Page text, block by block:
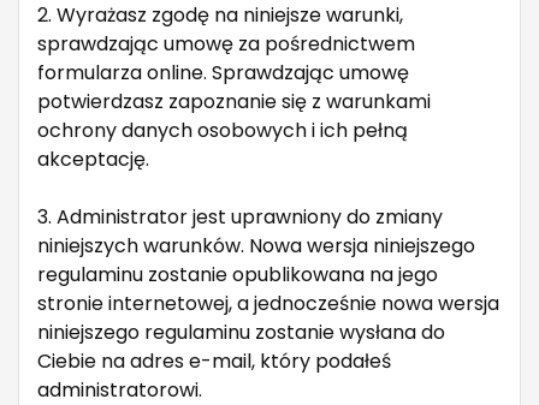
2. Wyrażasz zgodę na niniejsze warunki,
sprawdzając umowę za pośrednictwem
formularza online. Sprawdzając umowę
potwierdzasz zapoznanie się z warunkami
ochrony danych osobowych i ich pełną
akceptację.
3. Administrator jest uprawniony do zmiany
niniejszych warunków. Nowa wersja niniejszego
regulaminu zostanie opublikowana na jego
stronie internetowej, a jednocześnie nowa wersja
niniejszego regulaminu zostanie wysłana do
Ciebie na adres e-mail, który podałeś
administratorowi.